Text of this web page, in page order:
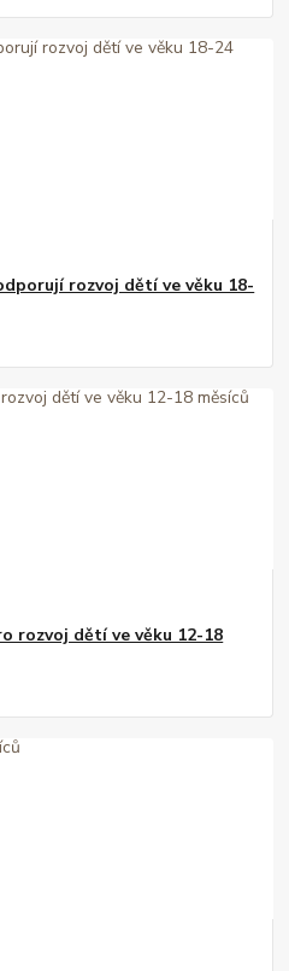
rozvoj dětí ve věku 18-
rozvoj dětí ve věku 12-18